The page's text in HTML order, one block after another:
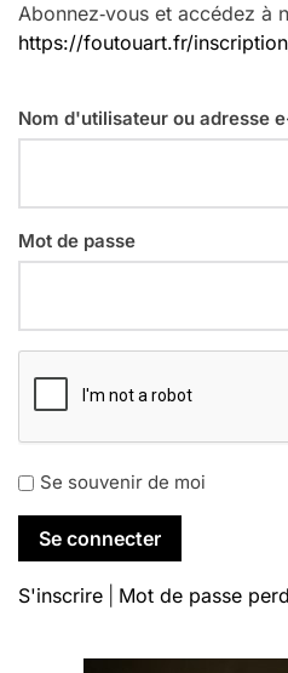
Abonnez‑vous et accédez à
https://foutouart.fr/
Nom d'utilisateur ou adresse
Mot de passe
Se souvenir de moi
S'inscrire Mot de passe